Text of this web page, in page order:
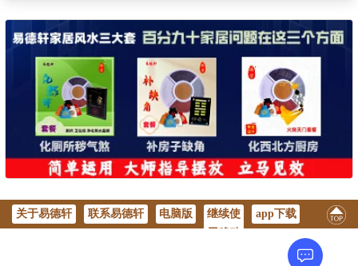
关于易德轩 联系易德轩 电脑版
继续使
app下载